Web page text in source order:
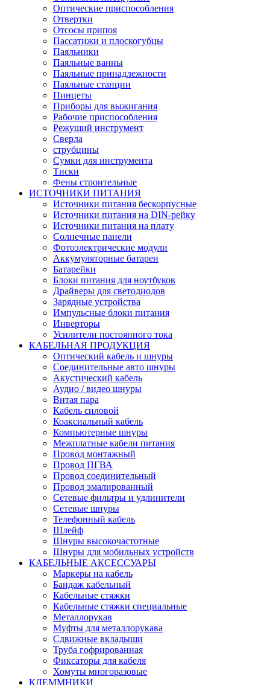
Оптические приспособления
Отвертки
Отсосы припоя
Пассатижи и плоскогубцы
Паяльники
Паяльные ванны
Паяльные принадлежности
Паяльные станции
Пинцеты
Приборы для выжигания
Рабочие приспособления
Режущий инструмент
Сверла
струбцины
Сумки для инструмента
Тиски
Фены строительные
ИСТОЧНИКИ ПИТАНИЯ
Источники питания бескорпусные
Источники питания на DIN-рейку
Источники питания на плату
Солнечные панели
Фотоэлектрические модули
Аккумуляторные батареи
Батарейки
Блоки питания для ноутбуков
Драйверы для светодиодов
Зарядные устройства
Импульсные блоки питания
Инверторы
Усилители постоянного тока
КАБЕЛЬНАЯ ПРОДУКЦИЯ
Оптический кабель и шнуры
Соединительные авто шнуры
Акустический кабель
Аудио / видео шнуры
Витая пара
Кабель силовой
Коаксиальный кабель
Компьютерные шнуры
Межплатные кабели питания
Провод монтажный
Провод ПГВА
Провод соединительный
Провод эмалированный
Сетевые фильтры и удлинители
Сетевые шнуры
Телефонный кабель
Шлейф
Шнуры высокочастотные
Шнуры для мобильных устройств
КАБЕЛЬНЫЕ АКСЕССУАРЫ
Маркеры на кабель
Бандаж кабельный
Кабельные стяжки
Кабельные стяжки специальные
Металлорукав
Муфты для металлорукава
Сдвижные вкладыши
Труба гофрированная
Фиксаторы для кабеля
Хомуты многоразовые
КЛЕММНИКИ